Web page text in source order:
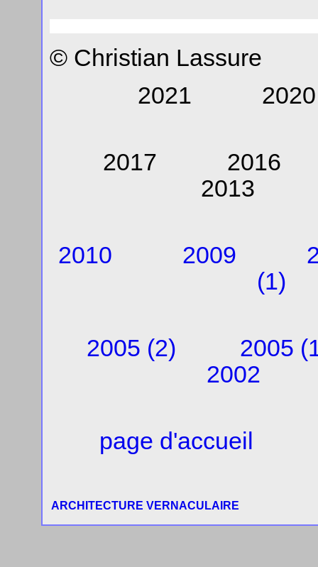
© Christian Lassure
2021
2017
2010 2009
(1)
2005 (2)
2005
2002
page d'accueil
ARCHITECTURE VERNACULAIRE